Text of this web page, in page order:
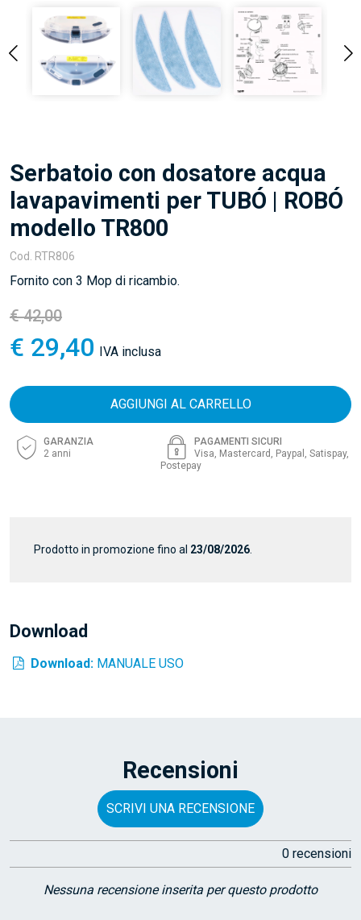
Serbatoio con dosatore acqua
lavapavimenti per TUBÓ | ROBÓ
modello TR800
Cod. RTR806
Fornito con 3 Mop di ricambio.
€ 42,00
€ 29,40 IVA inclusa
AGGIUNGI AL CARRELLO
GARANZIA
2 anni
PAGAMENTI SICURI
Visa, Mastercard, Paypal, Satispay,
Postepay
Prodotto in promozione fino al 23/08/2026
Download
Download: MANUALE USO
Recensioni
SCRIVI UNA RECENSIONE
0 recensioni
Nessuna recensione inserita per questo prodotto